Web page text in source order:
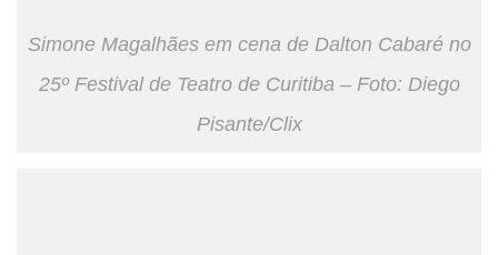
Simone Magalhães em cena de Dalton Cabaré no
25º Festival de Teatro de Curitiba – Foto: Diego
Pisante/Clix